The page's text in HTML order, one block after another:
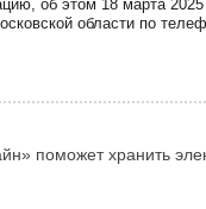
об этом 18 марта 2025
области по
поможет хранить